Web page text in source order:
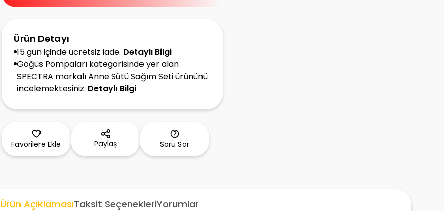
Ürün Detayı
15 gün içinde ücretsiz iade. Detaylı Bilgi
Göğüs Pompaları kategorisinde yer alan
SPECTRA markalı Anne Sütü Sağım Seti ürününü
incelemektesiniz. Detaylı Bilgi
Favorilere Ekle Paylaş Soru Sor
Ürün AçıklamasıTaksit SeçenekleriYorumlar